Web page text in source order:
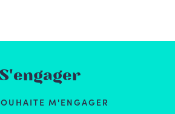
S'engager
M'ENGAGER